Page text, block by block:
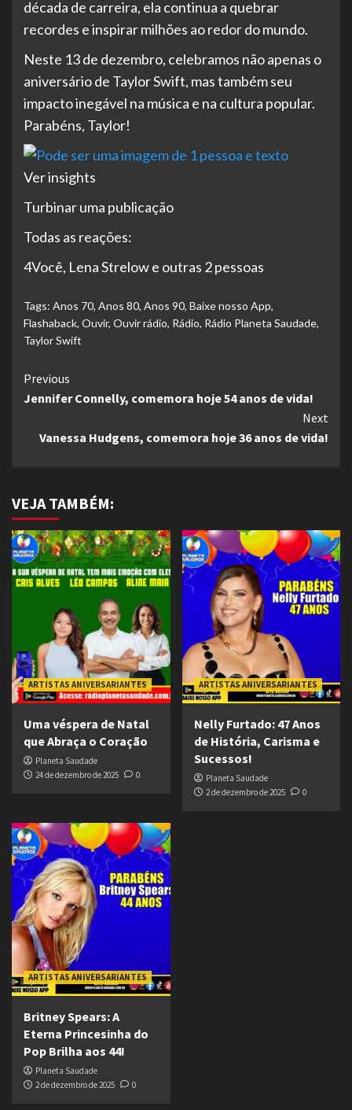
década de carreira, ela continua a quebrar
recordes e inspirar milhões ao redor do mundo.
Neste 13 de dezembro, celebramos não apenas o
aniversário de Taylor Swift, mas também seu
impacto inegável na música e na cultura popular.
Parabéns, Taylor!
Ver insights
Turbinar uma publicação
Todas as reações:
4Você, Lena Strelow e outras 2 pessoas
Tags: Anos 70, Anos 80, Anos 90, Baixe nosso App,
Flashaback, Ouvir, Ouvir rádio, Rádio, Rádio Planeta Saudade,
Taylor Swift
Continue
Reading
Previous
Jennifer Connelly, comemora hoje 54 anos de vida!
Next
Vanessa Hudgens, comemora hoje 36 anos de vida!
VEJA TAMBÉM:
ARTISTAS ANIVERSARIANTES
Uma véspera de Natal
que Abraça o Coração
Planeta Saudade
24 de dezembro de 2025
0
ARTISTAS ANIVERSARIANTES
Nelly Furtado: 47 Anos
de História, Carisma e
Sucessos!
Planeta Saudade
2 de dezembro de 2025
0
ARTISTAS ANIVERSARIANTES
Britney Spears: A
Eterna Princesinha do
Pop Brilha aos 44!
Planeta Saudade
2 de dezembro de 2025
0